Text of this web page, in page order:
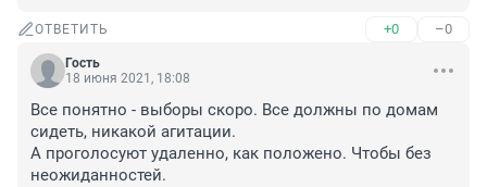
ОТВЕТИТЬ +0 –0
Гость
18 июня 2021, 18:08
Все понятно - выборы скоро. Все должны по домам
сидеть, никакой агитации.
А проголосуют удаленно, как положено. Чтобы без
неожиданностей.